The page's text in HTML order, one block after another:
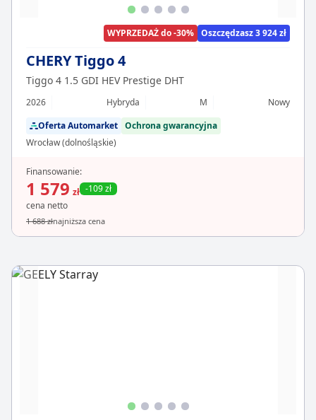
WYPRZEDAŻ do -30% Oszczędzasz 3 924 zł
CHERY Tiggo 4
Tiggo 4 1.5 GDI HEV Prestige DHT
2026 Hybryda M
Nowy
Oferta Automarket Ochrona gwarancyjna
Wrocław (dolnośląskie)
Finansowanie:
1 579 zł -109 zł
cena netto
1 688 złnajniższa cena